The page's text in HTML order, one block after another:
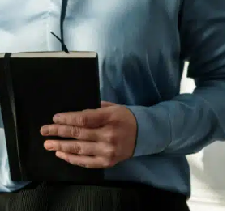
–
OF
TOCH